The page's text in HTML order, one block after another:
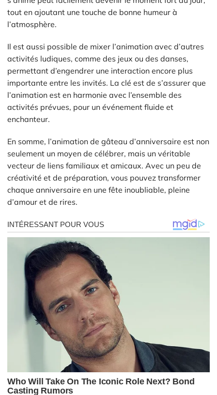
tout en ajoutant une touche de bonne humeur à
l’atmosphère.
Il est aussi possible de mixer l’animation avec d’autres
activités ludiques, comme des jeux ou des danses,
permettant d’engendrer une interaction encore plus
importante entre les invités. La clé est de s’assurer que
l’animation est en harmonie avec l’ensemble des
activités prévues, pour un événement fluide et
enchanteur.
En somme, l’animation de gâteau d’anniversaire est non
seulement un moyen de célébrer, mais un véritable
vecteur de liens familiaux et amicaux. Avec un peu de
créativité et de préparation, vous pouvez transformer
chaque anniversaire en une fête inoubliable, pleine
d’amour et de rires.